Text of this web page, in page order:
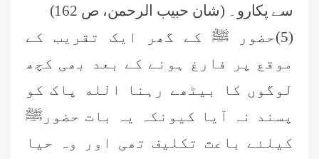
سے پکارو۔ (شان حبیب الرحمن، ص 162)
(5)حضور ﷺ کے گھر ایک تقریب کے
موقع پر فارغ ہونے کے بعد بھی کچھ
لوگوں کا بیٹھے رہنا الله پاک کو
پسند نہ آیا کیونکہ یہ بات حضورﷺ
کیلئے باعث تکلیف تھی اور وہ حیا